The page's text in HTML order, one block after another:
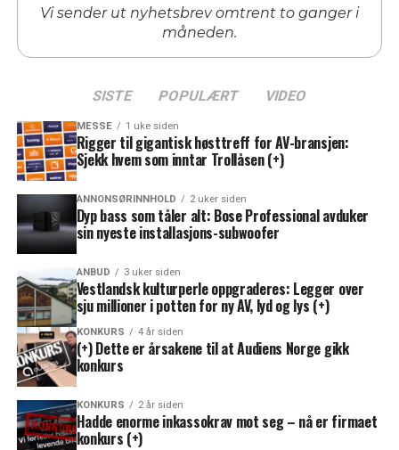
Vi sender ut nyhetsbrev omtrent to ganger i
måneden.
SISTE POPULÆRT VIDEO
MESSE 1 uke siden
Rigger til gigantisk høsttreff for AV-bransjen:
Sjekk hvem som inntar Trollåsen (+)
ANNONSØRINNHOLD 2 uker siden
Dyp bass som tåler alt: Bose Professional avduker
sin nyeste installasjons-subwoofer
ANBUD 3 uker siden
Vestlandsk kulturperle oppgraderes: Legger over
sju millioner i potten for ny AV, lyd og lys (+)
KONKURS 4 år siden
(+) Dette er årsakene til at Audiens Norge gikk
konkurs
KONKURS 2 år siden
Hadde enorme inkassokrav mot seg – nå er firmaet
konkurs (+)